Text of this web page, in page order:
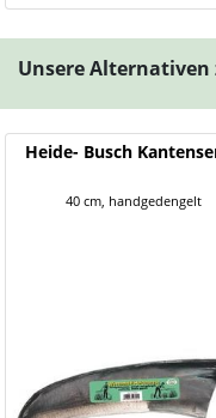
Unsere
Heide- Busch
40 cm, handgedengelt